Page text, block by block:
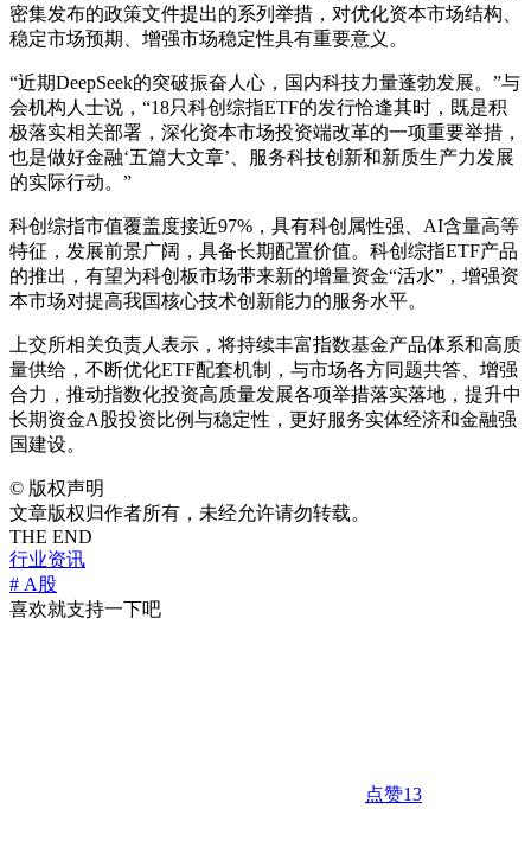
密集发布的政策文件提出的系列举措，对优化资本市场结构、
稳定市场预期、增强市场稳定性具有重要意义。
“近期DeepSeek的突破振奋人心，国内科技力量蓬勃发展。”与
会机构人士说，“18只科创综指ETF的发行恰逢其时，既是积
极落实相关部署，深化资本市场投资端改革的一项重要举措，
也是做好金融‘五篇大文章’、服务科技创新和新质生产力发展
的实际行动。”
科创综指市值覆盖度接近97%，具有科创属性强、AI含量高等
特征，发展前景广阔，具备长期配置价值。科创综指ETF产品
的推出，有望为科创板市场带来新的增量资金“活水”，增强资
本市场对提高我国核心技术创新能力的服务水平。
上交所相关负责人表示，将持续丰富指数基金产品体系和高质
量供给，不断优化ETF配套机制，与市场各方同题共答、增强
合力，推动指数化投资高质量发展各项举措落实落地，提升中
长期资金A股投资比例与稳定性，更好服务实体经济和金融强
国建设。
© 版权声明
文章版权归作者所有，未经允许请勿转载。
THE END
行业资讯
# A股
喜欢就支持一下吧
点赞13